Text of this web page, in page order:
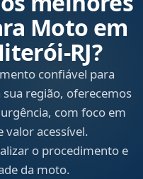
Moto em
confiável para
região, oferecemos
com foco em
valor acessível.
o procedimento e
da moto.